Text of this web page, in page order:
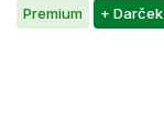
Premium +